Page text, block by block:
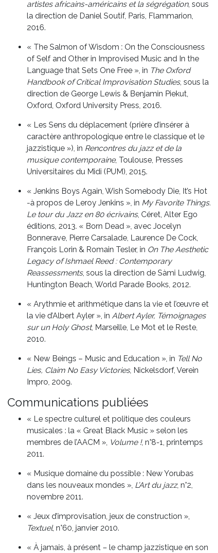
artistes africains-américains et la ségrégation, sous
la direction de Daniel Soutif, Paris, Flammarion,
2016.
« The Salmon of Wisdom : On the Consciousness
of Self and Other in Improvised Music and In the
Language that Sets One Free », in The Oxford
Handbook of Critical Improvisation Studies, sous la
direction de George Lewis & Benjamin Piekut,
Oxford, Oxford University Press, 2016.
« Les Sens du déplacement (prière d’insérer à
caractère anthropologique entre le classique et le
jazzistique »), in Rencontres du jazz et de la
musique contemporaine, Toulouse, Presses
Universitaires du Midi (PUM), 2015.
« Jenkins Boys Again, Wish Somebody Die, It’s Hot
-à propos de Leroy Jenkins », in My Favorite Things.
Le tour du Jazz en 80 écrivains, Céret, Alter Ego
éditions, 2013. « Born Dead », avec Jocelyn
Bonnerave, Pierre Carsalade, Laurence De Cock,
François Lorin & Romain Tesler, in On The Aesthetic
Legacy of Ishmael Reed : Contemporary
Reassessments, sous la direction de Sàmi Ludwig,
Huntington Beach, World Parade Books, 2012.
« Arythmie et arithmétique dans la vie et l’œuvre et
la vie d’Albert Ayler », in Albert Ayler, Témoignages
sur un Holy Ghost, Marseille, Le Mot et le Reste,
2010.
« New Beings – Music and Education », in Tell No
Lies, Claim No Easy Victories, Nickelsdorf, Verein
Impro, 2009.
Communications publiées
« Le spectre culturel et politique des couleurs
musicales : la « Great Black Music » selon les
membres de l’AACM », Volume !, n°8-1, printemps
2011.
« Musique domaine du possible : New Yorubas
dans les nouveaux mondes », L’Art du jazz, n°2,
novembre 2011.
« Jeux d’improvisation, jeux de construction »,
Textuel, n°60, janvier 2010.
« À jamais, à présent – le champ jazzistique en son